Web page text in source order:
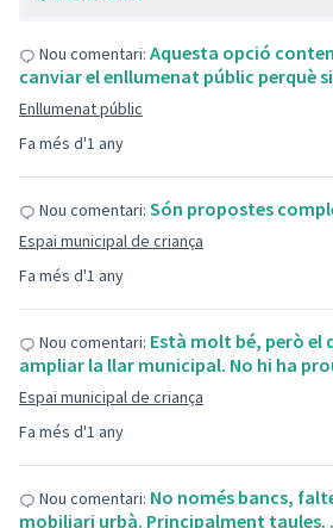
Fa més d'1 any
Nou comentari: Aquesta opció
canviar el enllumenat públic perquè
Enllumenat públic
Fa més d'1 any
Nou comentari: Són propostes
Espai municipal de criança
Fa més d'1 any
Nou comentari: Està molt bé, però el
ampliar la llar municipal. No hi ha
Espai municipal de criança
Nou comentari: No només bancs,
mobiliari urbà. Principalment